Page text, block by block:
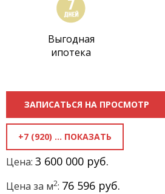
Выгодная
ипотека
ЗАПИСАТЬСЯ НА ПРОСМОТР
+7 (920) 818-81-70
Цена: 3 600 000 руб.
Цена за м2: 76 596 руб.